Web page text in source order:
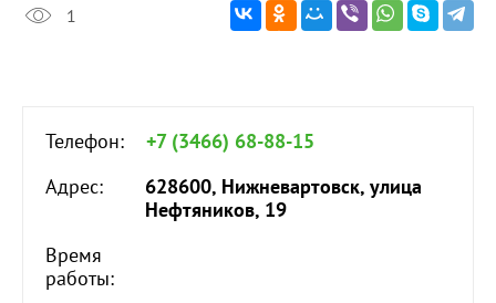
1
Телефон:
+7 (3466) 68-88-15
Адрес:
628600, Нижневартовск, улица
Нефтяников, 19
Время
работы: